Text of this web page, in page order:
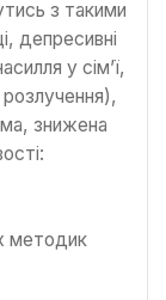
з такими
депресивні
у сім’ї,
знижена
методик